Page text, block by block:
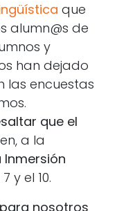
que
alumn@s de
y
han dejado
las encuestas
que el
a la
Inmersión
y el 10.
nosotros